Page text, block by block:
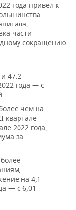
года привел к
части
сокращению
47,2
года — с
чем на
квартале
2022 года,
за
на 4,1
— с 6,01